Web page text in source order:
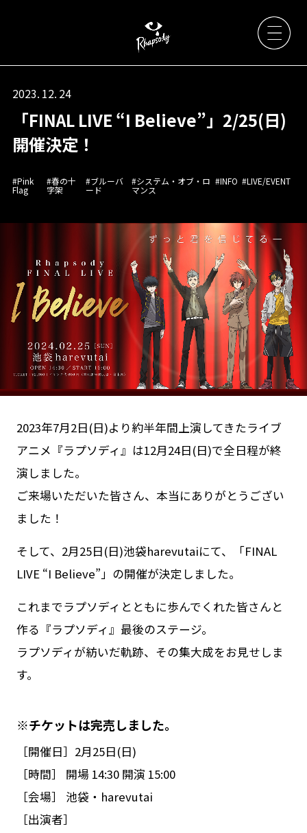
News
Live / Event
Discography
Goods
Cast / Staff
About
2023. 12. 24
「FINAL LIVE “I Believe”」2/25(日)
開催決定！
#Pink
Flag
#春の十
字架
#ブルーバ
ード
#システム・オブ・ロ
マンス
#INFO #LIVE/EVENT
2023年7月2日(日)より約半年間上演してきたライブ
アニメ『ラプソディ』は12月24日(日)で全日程が終
演しました。
ご来場いただいた皆さん、本当にありがとうござい
ました！
そして、2月25日(日)池袋harevutaiにて、「FINAL
LIVE “I Believe”」の開催が決定しました。
これまでラプソディとともに歩んでくれた皆さんと
作る『ラプソディ』最後のステージ。
ラプソディが紡いだ軌跡、その集大成をお見せしま
す。
※チケットは完売しました。
［開催日］2月25日(日)
［時間］ 開場 14:30 開演 15:00
［会場］ 池袋・harevutai
［出演者］